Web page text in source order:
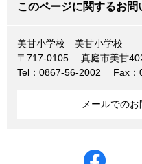
このページに関するお問
美甘小学校
美甘小学校
〒717-0105
真庭市美甘
Tel：0867-56-2002
Fax
メールでの